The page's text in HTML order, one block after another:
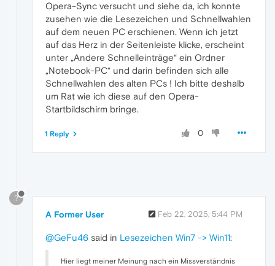
Opera-Sync versucht und siehe da, ich konnte
zusehen wie die Lesezeichen und Schnellwahlen
auf dem neuen PC erschienen. Wenn ich jetzt
auf das Herz in der Seitenleiste klicke, erscheint
unter „Andere Schnelleinträge“ ein Ordner
„Notebook-PC“ und darin befinden sich alle
Schnellwahlen des alten PCs ! Ich bitte deshalb
um Rat wie ich diese auf den Opera-
Startbildschirm bringe.
0
1 Reply
?
A Former User Feb 22, 2025, 5:44 PM
@GeFu46 said in Lesezeichen Win7 -> Win11:
Hier liegt meiner Meinung nach ein Missverständnis